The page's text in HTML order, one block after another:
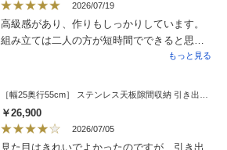
2026/07/19
高級感があり、作りもしっかりしています。
組み立ては二人の方が短時間でできると思い
ますが、女性一人でもスムーズにできまし
ムーズに動き、ぐらつきもないので、大満足
もっと見る
［幅25奥行55cm］ ステンレス天板隙間収納 引き出しタイプ 完成品 日本製
￥26,900
2026/07/05
見た目はきれいでよかったのですが 引き出